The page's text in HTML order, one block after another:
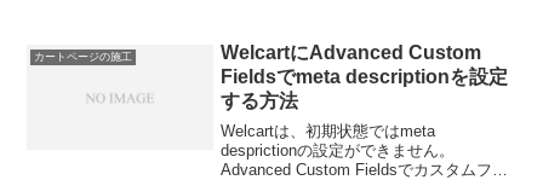
像 商品名 説明の抜粋文 価格の4項目が表
示...
カートページの施工
WelcartにAdvanced Custom
Fieldsでmeta descriptionを設定
する方法
Welcartは、初期状態ではmeta
desprictionの設定ができません。
Advanced Custom Fieldsでカスタムフィ